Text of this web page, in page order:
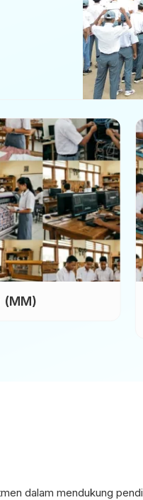
(MM)
dalam mendukung